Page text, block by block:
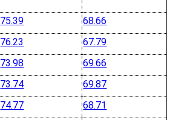
75.39 68.66
76.23 67.79
73.98 69.66
73.74 69.87
74.77 68.71